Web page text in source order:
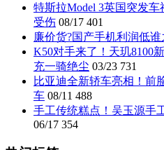
特斯拉Model 3英国突发
受伤 08/17 401
廉价货?国产手机利润低谁
K50对手来了！天玑8100
充一骑绝尘 03/23 731
比亚迪全新轿车亮相！前
车 08/11 488
手工传统糕点！吴玉源手
06/17 354